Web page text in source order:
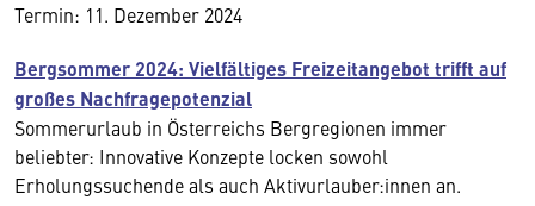
Termin: 11. Dezember 2024
Bergsommer 2024: Vielfältiges Freizeitangebot trifft auf
großes Nachfragepotenzial
Sommerurlaub in Österreichs Bergregionen immer
beliebter: Innovative Konzepte locken sowohl
Erholungssuchende als auch Aktivurlauber:innen an.